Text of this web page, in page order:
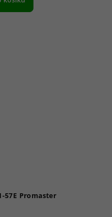
57E Promaster